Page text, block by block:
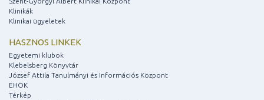
Klinikák
Klinikai ügyeletek
HASZNOS LINKEK
Egyetemi klubok
Klebelsberg Könyvtár
József Attila Tanulmányi és Információs Központ
EHÖK
Térkép